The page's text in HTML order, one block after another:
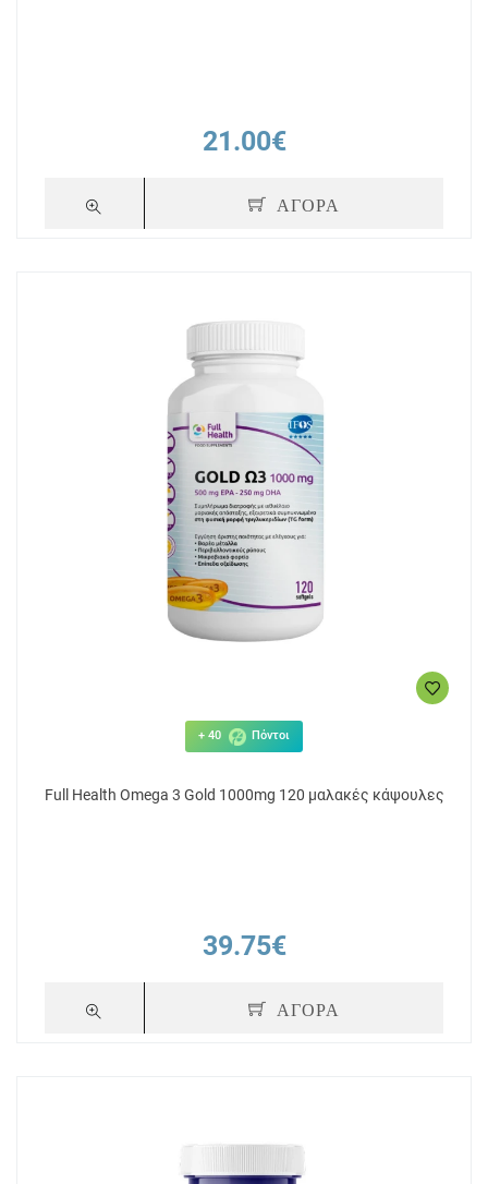
21.00€
ΑΓΟΡΑ
+ 40 Πόντοι
Full Health Omega 3 Gold 1000mg 120 μαλακές κάψουλες
39.75€
ΑΓΟΡΑ